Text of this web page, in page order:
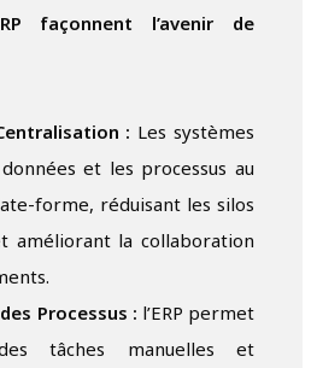
façonnent l’avenir de
: Les systèmes
et les processus au
forme, réduisant les silos
améliorant la collaboration
Processus : l’ERP permet
des tâches manuelles et